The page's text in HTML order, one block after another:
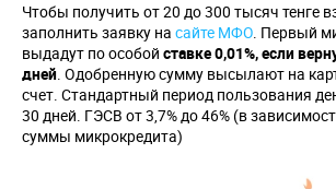
Чтобы получить от 20 до 300 тысяч тенге
заполнить заявку на сайте МФО. Первый
выдадут по особой ставке 0,01%, если
дней. Одобренную сумму высылают на
счет. Стандартный период пользования
30 дней. ГЭСВ от 3,7% до 46% (в
суммы микрокредита)